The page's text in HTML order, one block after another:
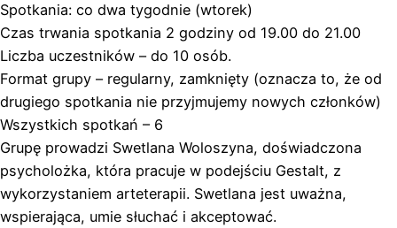
Spotkania: co dwa tygodnie (wtorek)
Czas trwania spotkania 2 godziny od 19.00 do 21.00
Liczba uczestników – do 10 osób.
Format grupy – regularny, zamknięty (oznacza to, że od
drugiego spotkania nie przyjmujemy nowych członków)
Wszystkich spotkań – 6
Grupę prowadzi Swetlana Woloszyna, doświadczona
psycholożka, która pracuje w podejściu Gestalt, z
wykorzystaniem arteterapii. Swetlana jest uważna,
wspierająca, umie słuchać i akceptować.